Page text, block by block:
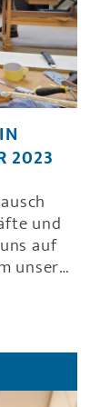
2023
und
auf
unsere